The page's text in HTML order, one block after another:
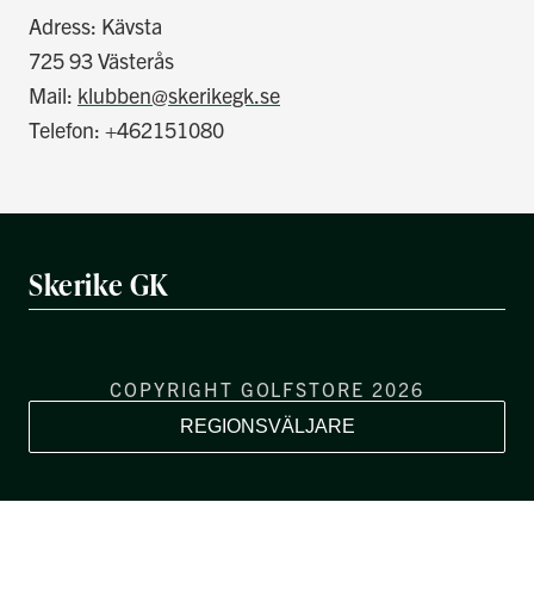
Adress: Kävsta
725 93 Västerås
Mail: klubben@skerikegk.se
Telefon: +462151080
Skerike GK
COPYRIGHT GOLFSTORE 2026
REGIONSVÄLJARE